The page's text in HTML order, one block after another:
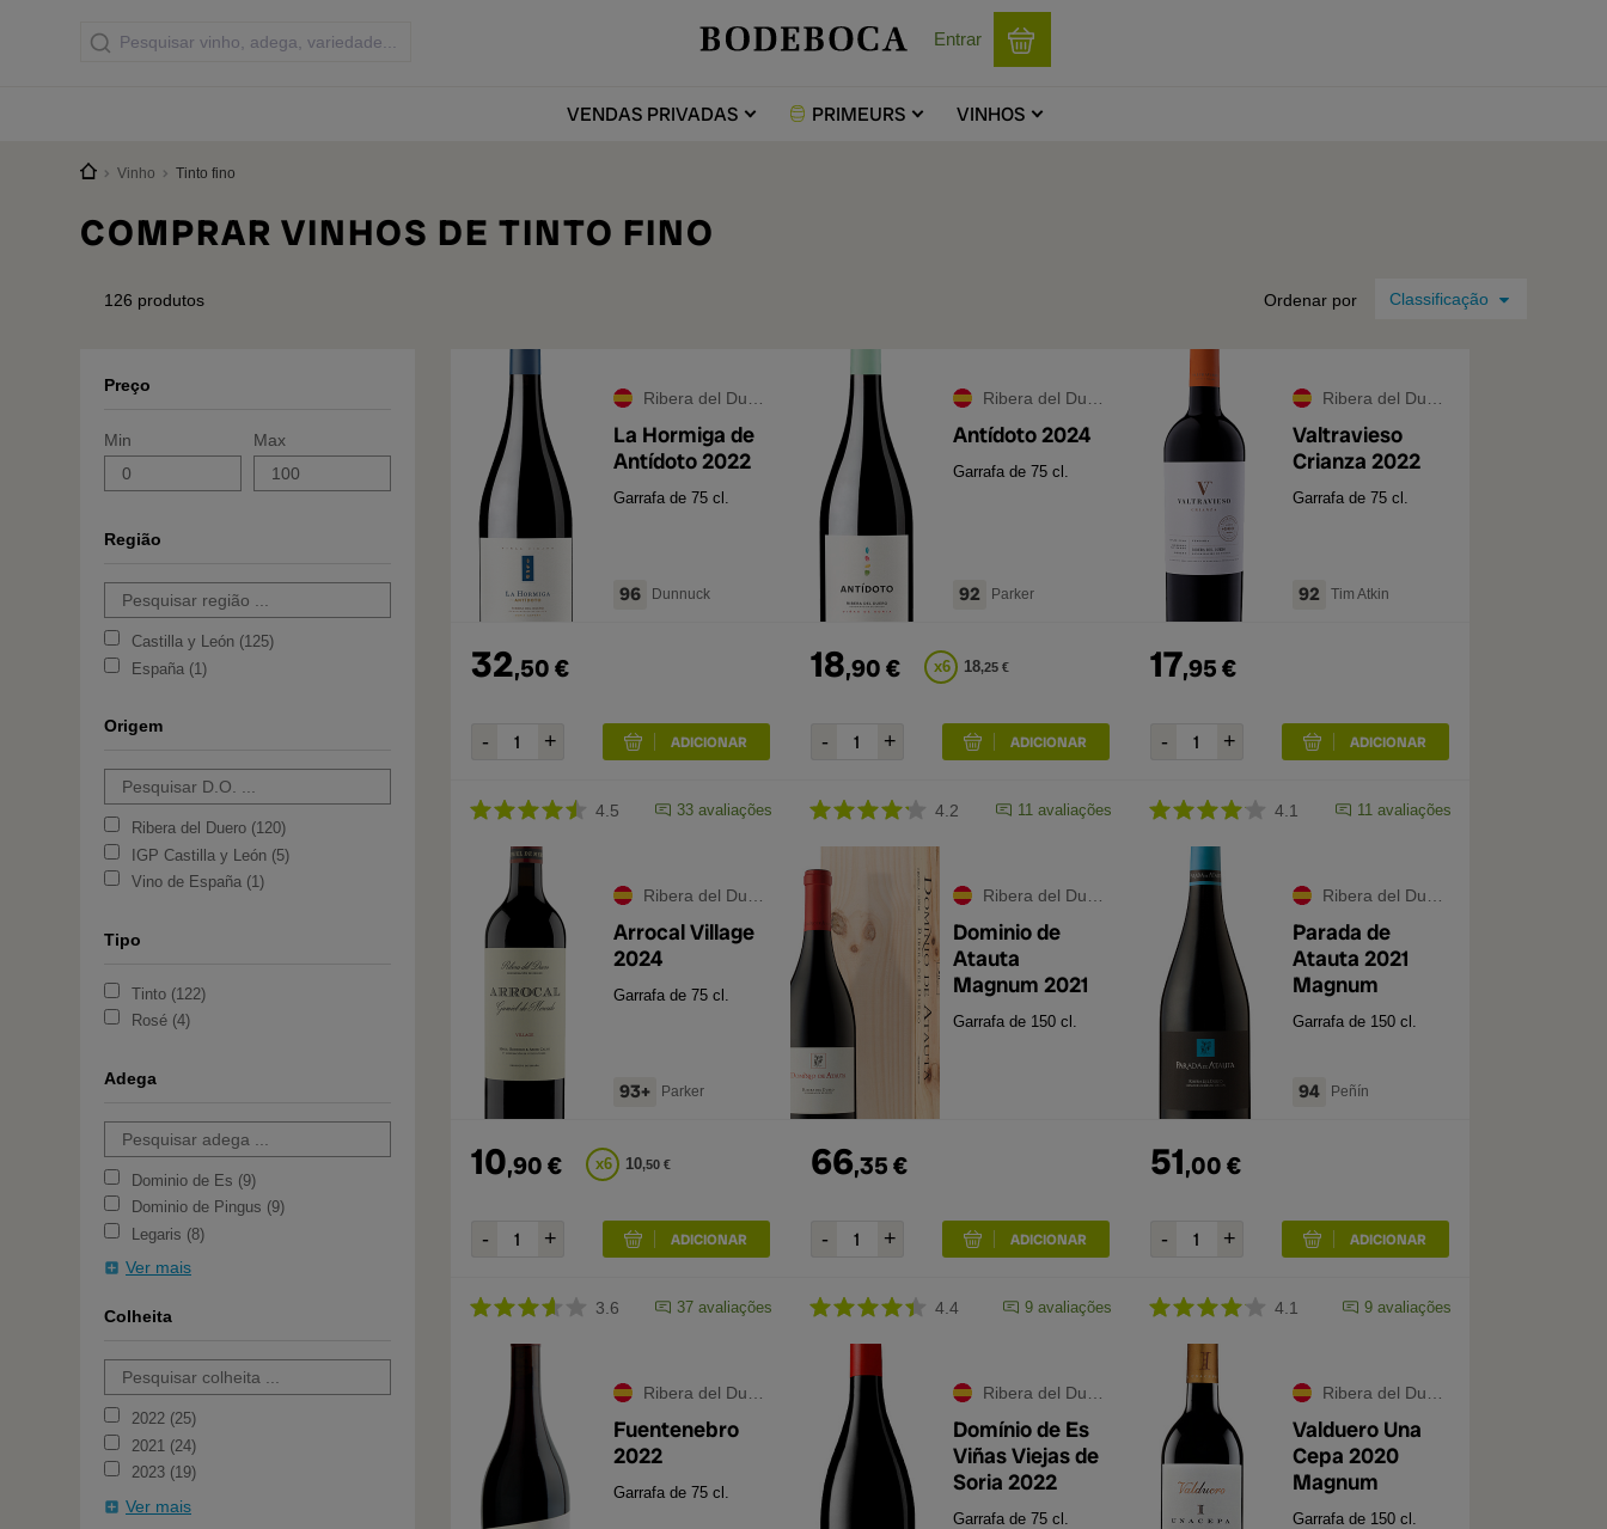
Entrar
VENDASPRIVADAS PRIMEURS VINHOS
Vinho Tinto fino
COMPRAR VINHOS DE TINTO FINO
126 produtos Ordenar por
Preço
Min Max
Região
Castilla y León 125
España
1
Origem
Ribera del Duero 120
IGP Castilla y León 5
Vino de España 1
Tipo
Tinto 122
Rosé 4
Adega
Dominio de Es 9
Dominio de Pingus 9
Legaris 8
Ver mais
Colheita
2022 25
2021
24
2023 19
Ver mais
Ribera del Duero
La Hormiga de
Antídoto 2022
Garrafa de 75 cl.
96 Dunnuck
32,50€
4.5 33 avaliações
Ribera del Duero
Antídoto 2024
Garrafa de 75 cl.
92 Parker
18,90€ x6 18,25 €
4.2 11 avaliações
Ribera del Duero
Valtravieso
Crianza 2022
Garrafa de 75 cl.
92 Tim Atkin
17,95€
4.1 11 avaliações
Ribera del Duero
Arrocal Village
2024
Garrafa de 75 cl.
93+ Parker
10,90€ x6 10,50 €
3.6 37 avaliações
Ribera del Duero
Dominio de
Atauta
Magnum 2021
Garrafa de 150 cl.
66,35€
4.4 9 avaliações
Ribera del Duero
Parada de
Atauta 2021
Magnum
Garrafa de 150 cl.
94 Peñín
51,00€
4.1 9 avaliações
Ribera del Duero
Fuentenebro
2022
Garrafa de 75 cl.
Ribera del Duero
Domínio de Es
Viñas Viejas de
Soria 2022
Garrafa de 75 cl.
Ribera del Duero
Valduero Una
Cepa 2020
Magnum
Garrafa de 150 cl.